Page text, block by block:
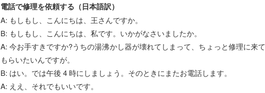
電話で修理を依頼する（日本語訳）
A: もしもし、こんにちは、王さんですか。
B: もしもし、こんにちは、私です。いかがなさいましたか。
A: 今お手すきですか?うちの湯沸かし器が壊れてしまって、ちょっと修理に来て
もらいたいんですが。
B: はい。では午後 4 時にしましょう。そのときにまたお電話します。
A: ええ、それでもいいです。